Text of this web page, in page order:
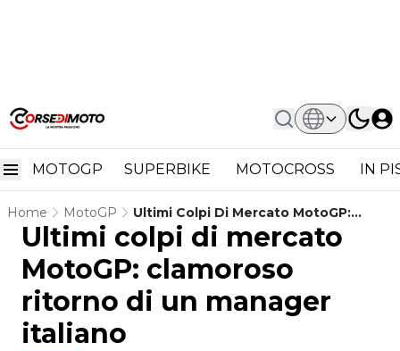
MOTOGP SUPERBIKE MOTOCROSS IN
Home MotoGP
Ultimi Colpi Di Mercato MotoGP:
Clamoroso Ritorno Di Un Manager
Italiano
Ultimi colpi di mercato
MotoGP: clamoroso
ritorno di un manager
italiano